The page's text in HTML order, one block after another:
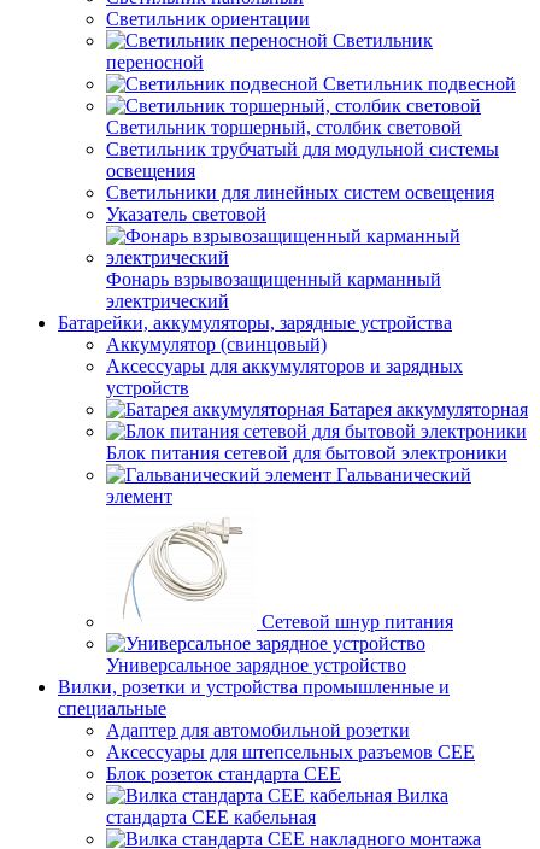
Светильник ориентации
Светильник
переносной
Светильник подвесной
Светильник торшерный, столбик световой
Светильник трубчатый для модульной системы
освещения
Светильники для линейных систем освещения
Указатель световой
Фонарь взрывозащищенный карманный
электрический
Батарейки, аккумуляторы, зарядные устройства
Аккумулятор (свинцовый)
Аксессуары для аккумуляторов и зарядных
устройств
Батарея аккумуляторная
Блок питания сетевой для бытовой электроники
Гальванический
элемент
Сетевой шнур питания
Универсальное зарядное устройство
Вилки, розетки и устройства промышленные и
специальные
Адаптер для автомобильной розетки
Аксессуары для штепсельных разъемов CEE
Блок розеток стандарта CEE
Вилка
стандарта CEE кабельная